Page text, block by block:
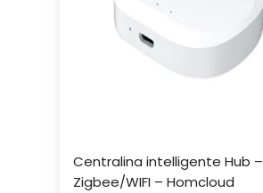
Centralina intelligente Hub –
Zigbee/WIFI – Homcloud